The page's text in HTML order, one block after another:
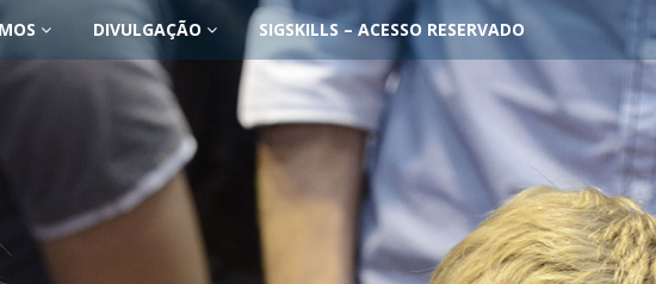
DIVULGAÇÃO SIGSKILLS – ACESSO RESERVADO